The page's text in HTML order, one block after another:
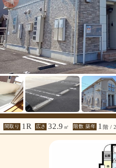
間取り 1R 広さ 32.9 ㎡ 階数 築年 1 階 /